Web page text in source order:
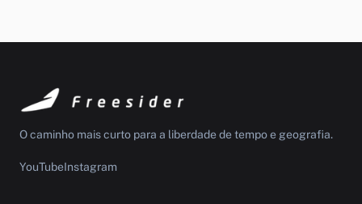
O caminho mais curto para a liberdade de tempo e geografia.
YouTubeInstagram